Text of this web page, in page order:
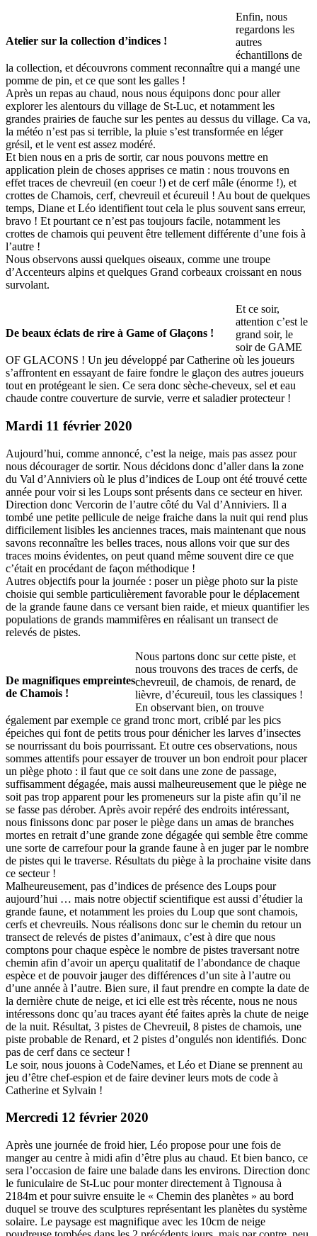
Atelier sur la collection d’indices !
Enfin, nous
regardons les
autres
échantillons de
la collection, et découvrons comment reconnaître qui a mangé une
pomme de pin, et ce que sont les galles !
Après un repas au chaud, nous nous équipons donc pour aller
explorer les alentours du village de St-Luc, et notamment les
grandes prairies de fauche sur les pentes au dessus du village. Ca va,
la météo n’est pas si terrible, la pluie s’est transformée en léger
grésil, et le vent est assez modéré.
Et bien nous en a pris de sortir, car nous pouvons mettre en
application plein de choses apprises ce matin : nous trouvons en
effet traces de chevreuil (en coeur !) et de cerf mâle (énorme !), et
crottes de Chamois, cerf, chevreuil et écureuil ! Au bout de quelques
temps, Diane et Léo identifient tout cela le plus souvent sans erreur,
bravo ! Et pourtant ce n’est pas toujours facile, notamment les
crottes de chamois qui peuvent être tellement différente d’une fois à
l’autre !
Nous observons aussi quelques oiseaux, comme une troupe
d’Accenteurs alpins et quelques Grand corbeaux croissant en nous
survolant.
De beaux éclats de rire à Game of Glaçons !
Et ce soir,
attention c’est le
grand soir, le
soir de GAME
OF GLACONS ! Un jeu développé par Catherine où les joueurs
s’affrontent en essayant de faire fondre le glaçon des autres joueurs
tout en protégeant le sien. Ce sera donc sèche-cheveux, sel et eau
chaude contre couverture de survie, verre et saladier protecteur !
Mardi 11 février 2020
Aujourd’hui, comme annoncé, c’est la neige, mais pas assez pour
nous décourager de sortir. Nous décidons donc d’aller dans la zone
du Val d’Anniviers où le plus d’indices de Loup ont été trouvé cette
année pour voir si les Loups sont présents dans ce secteur en hiver.
Direction donc Vercorin de l’autre côté du Val d’Anniviers. Il a
tombé une petite pellicule de neige fraiche dans la nuit qui rend plus
difficilement lisibles les anciennes traces, mais maintenant que nous
savons reconnaître les belles traces, nous allons voir que sur des
traces moins évidentes, on peut quand même souvent dire ce que
c’était en procédant de façon méthodique !
Autres objectifs pour la journée : poser un piège photo sur la piste
choisie qui semble particulièrement favorable pour le déplacement
de la grande faune dans ce versant bien raide, et mieux quantifier les
populations de grands mammifères en réalisant un transect de
relevés de pistes.
De magnifiques empreintes
de Chamois !
Nous partons donc sur cette piste, et
nous trouvons des traces de cerfs, de
chevreuil, de chamois, de renard, de
lièvre, d’écureuil, tous les classiques !
En observant bien, on trouve
également par exemple ce grand tronc mort, criblé par les pics
épeiches qui font de petits trous pour dénicher les larves d’insectes
se nourrissant du bois pourrissant. Et outre ces observations, nous
sommes attentifs pour essayer de trouver un bon endroit pour placer
un piège photo : il faut que ce soit dans une zone de passage,
suffisamment dégagée, mais aussi malheureusement que le piège ne
soit pas trop apparent pour les promeneurs sur la piste afin qu’il ne
se fasse pas dérober. Après avoir repéré des endroits intéressant,
nous finissons donc par poser le piège dans un amas de branches
mortes en retrait d’une grande zone dégagée qui semble être comme
une sorte de carrefour pour la grande faune à en juger par le nombre
de pistes qui le traverse. Résultats du piège à la prochaine visite dans
ce secteur !
Malheureusement, pas d’indices de présence des Loups pour
aujourd’hui … mais notre objectif scientifique est aussi d’étudier la
grande faune, et notamment les proies du Loup que sont chamois,
cerfs et chevreuils. Nous réalisons donc sur le chemin du retour un
transect de relevés de pistes d’animaux, c’est à dire que nous
comptons pour chaque espèce le nombre de pistes traversant notre
chemin afin d’avoir un aperçu qualitatif de l’abondance de chaque
espèce et de pouvoir jauger des différences d’un site à l’autre ou
d’une année à l’autre. Bien sure, il faut prendre en compte la date de
la dernière chute de neige, et ici elle est très récente, nous ne nous
intéressons donc qu’au traces ayant été faites après la chute de neige
de la nuit. Résultat, 3 pistes de Chevreuil, 8 pistes de chamois, une
piste probable de Renard, et 2 pistes d’ongulés non identifiés. Donc
pas de cerf dans ce secteur !
Le soir, nous jouons à CodeNames, et Léo et Diane se prennent au
jeu d’être chef-espion et de faire deviner leurs mots de code à
Catherine et Sylvain !
Mercredi 12 février 2020
Après une journée de froid hier, Léo propose pour une fois de
manger au centre à midi afin d’être plus au chaud. Et bien banco, ce
sera l’occasion de faire une balade dans les environs. Direction donc
le funiculaire de St-Luc pour monter directement à Tignousa à
2184m et pour suivre ensuite le « Chemin des planètes » au bord
duquel se trouve des sculptures représentant les planètes du système
solaire. Le paysage est magnifique avec les 10cm de neige